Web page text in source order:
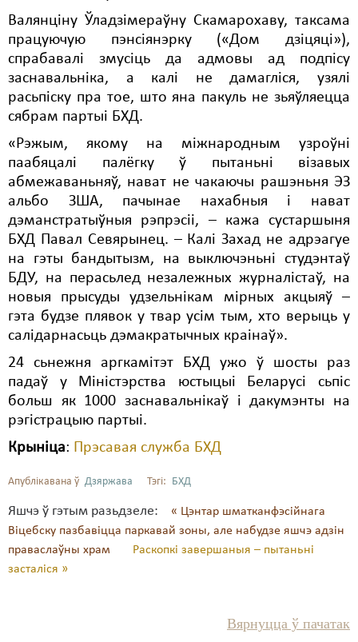
Валянціну Ўладзімераўну Скамарохаву, таксама
працуючую пэнсіянэрку («Дом дзіцяці»),
спрабавалі змусіць да адмовы ад подпісу
заснавальніка, а калі не дамагліся, узялі
расьпіску пра тое, што яна пакуль не зьяўляецца
сябрам партыі БХД.
«Рэжым, якому на міжнародным узроўні
паабяцалі палёгку ў пытаньні візавых
абмежаваньняў, нават не чакаючы рашэньня ЭЗ
альбо ЗША, пачынае нахабныя і нават
дэманстратыўныя рэпрэсіі, – кажа сустаршыня
БХД Павал Севярынец. – Калі Захад не адрэагуе
на гэты бандытызм, на выключэньні студэнтаў
БДУ, на перасьлед незалежных журналістаў, на
новыя прысуды удзельнікам мірных акцыяў –
гэта будзе плявок у твар усім тым, хто верыць у
салідарнасьць дэмакратычных краінаў».
24 сьнежня аргкамітэт БХД ужо ў шосты раз
падаў у Міністэрства юстыцыі Беларусі сьпіс
больш як 1000 заснавальнікаў і дакумэнты на
рэгістрацыю партыі.
Крыніца: Прэсавая служба БХД
Апублікавана ў Дзяржава Тэгі: БХД
Яшчэ ў гэтым разьдзеле:
« Цэнтар шматканфэсійнага
Віцебску пазбавіцца паркавай зоны, але набудзе яшчэ адзін
праваслаўны храм
Раскопкі завершаныя – пытаньні
засталіся »
Вярнуцца ў пачатак
Суд
Сьмяротнае пакараньне
Экалёгія
Правы працоўных
Сацыяльныя правы